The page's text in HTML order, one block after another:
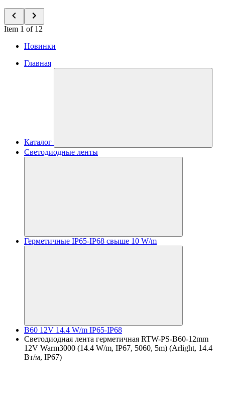
Item 1 of 12
Новинки
Главная
Каталог
Светодиодные ленты
Герметичные IP65-IP68 свыше 10 W/m
B60 12V 14.4 W/m IP65-IP68
Светодиодная лента герметичная RTW-PS-B60-12mm
12V Warm3000 (14.4 W/m, IP67, 5060, 5m) (Arlight, 14.4
Вт/м, IP67)